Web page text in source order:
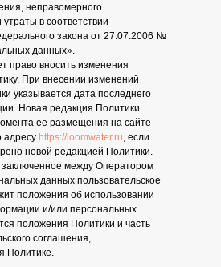
неправомерного
в соответствии
закона от 27.07.2006 №
данных».
право вносить изменения
При внесении изменений
указывается дата последнего
Новая редакция Политики
ее размещения на сайте
адресу https://loomwater.ru, если
новой редакцией Политики.
заключенное между Оператором
данных пользовательское
положения об использовании
и/или персональных
положения Политики и часть
соглашения,
Политике.